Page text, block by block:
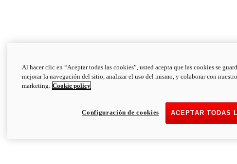
Al hacer clic en “Aceptar todas las cookies”, usted acepta que las cookies se
mejorar la navegación del sitio, analizar el uso del mismo, y colaborar con
marketing. Cookie policy
ACEPTAR TODAS
Configuración de cookies